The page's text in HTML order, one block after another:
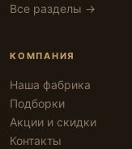
Все разделы →
КОМПАНИЯ
Наша фабрика
Подборки
Акции и скидки
Контакты